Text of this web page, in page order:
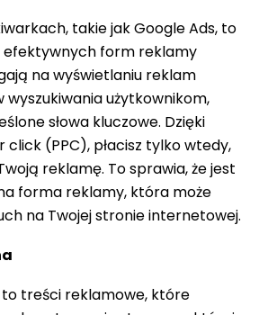
takie jak Google Ads, to
efektywnych form reklamy
na wyświetlaniu reklam
wyszukiwania użytkownikom,
słowa kluczowe. Dzięki
(PPC), płacisz tylko wtedy,
reklamę. To sprawia, że jest
forma reklamy, która może
na Twojej stronie internetowej.
treści reklamowe, które